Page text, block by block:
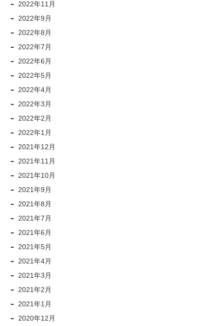
2022年11月
2022年9月
2022年8月
2022年7月
2022年6月
2022年5月
2022年4月
2022年3月
2022年2月
2022年1月
2021年12月
2021年11月
2021年10月
2021年9月
2021年8月
2021年7月
2021年6月
2021年5月
2021年4月
2021年3月
2021年2月
2021年1月
2020年12月